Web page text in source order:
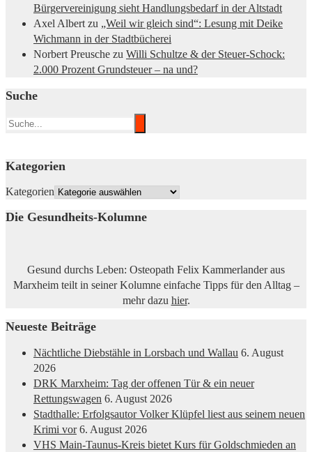
Bürgervereinigung sieht Handlungsbedarf in der Altstadt
Axel Albert zu „Weil wir gleich sind“: Lesung mit Deike
Wichmann in der Stadtbücherei
Norbert Preusche zu Willi Schultze & der Steuer-Schock:
2.000 Prozent Grundsteuer – na und?
Suche
Kategorien
Kategorien
Die Gesundheits-Kolumne
Gesund durchs Leben: Osteopath Felix Kammerlander aus
Marxheim teilt in seiner Kolumne einfache Tipps für den Alltag –
mehr dazu hier.
Neueste Beiträge
Nächtliche Diebstähle in Lorsbach und Wallau 6. August
2026
DRK Marxheim: Tag der offenen Tür & ein neuer
Rettungswagen 6. August 2026
Stadthalle: Erfolgsautor Volker Klüpfel liest aus seinem neuen
Krimi vor 6. August 2026
VHS Main-Taunus-Kreis bietet Kurs für Goldschmieden an